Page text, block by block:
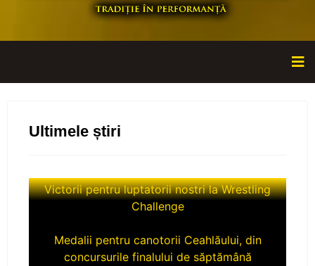
Ultimele știri
Victorii pentru luptatorii nostri la Wrestling
Challenge
Medalii pentru canotorii Ceahlăului, din
concursurile finalului de săptămână